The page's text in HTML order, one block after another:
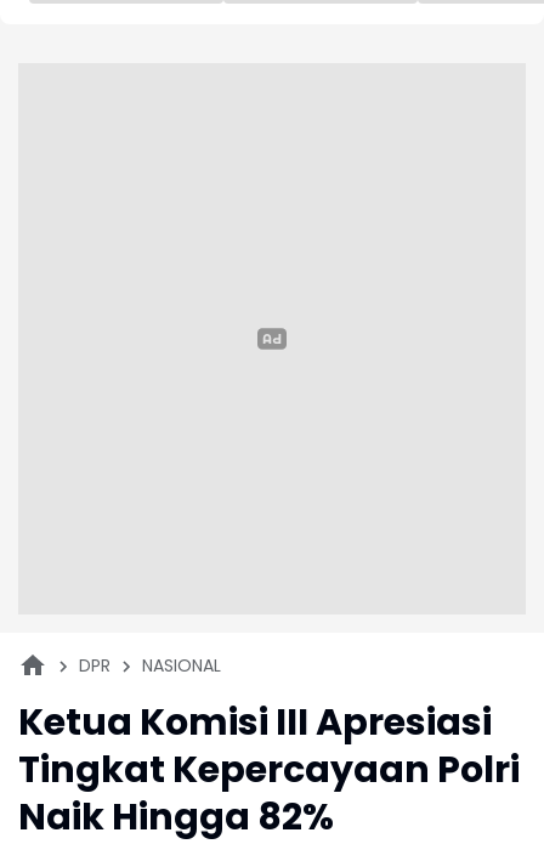
DPR NASIONAL
Ketua Komisi III Apresiasi
Tingkat Kepercayaan Polri
Naik Hingga 82%